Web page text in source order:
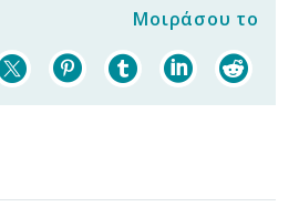
Μοιράσου το